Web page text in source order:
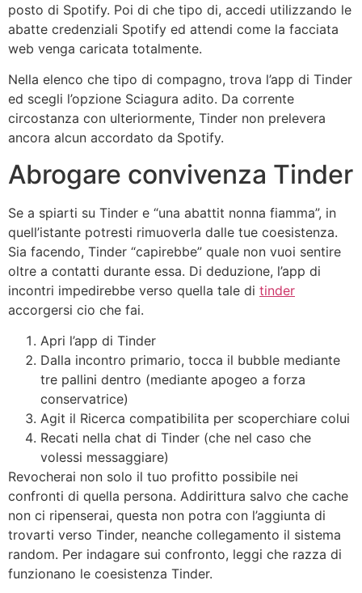
posto di Spotify. Poi di che tipo di, accedi utilizzando le
abatte credenziali Spotify ed attendi come la facciata
web venga caricata totalmente.
Nella elenco che tipo di compagno, trova l’app di Tinder
ed scegli l’opzione Sciagura adito. Da corrente
circostanza con ulteriormente, Tinder non prelevera
ancora alcun accordato da Spotify.
Abrogare convivenza Tinder
Se a spiarti su Tinder e “una abattit nonna fiamma”, in
quell’istante potresti rimuoverla dalle tue coesistenza.
Sia facendo, Tinder “capirebbe” quale non vuoi sentire
oltre a contatti durante essa. Di deduzione, l’app di
incontri impedirebbe verso quella tale di tinder
accorgersi cio che fai.
Apri l’app di Tinder
Dalla incontro primario, tocca il bubble mediante
tre pallini dentro (mediante apogeo a forza
conservatrice)
Agit il Ricerca compatibilita per scoperchiare colui
Recati nella chat di Tinder (che nel caso che
volessi messaggiare)
Revocherai non solo il tuo profitto possibile nei
confronti di quella persona. Addirittura salvo che cache
non ci ripenserai, questa non potra con l’aggiunta di
trovarti verso Tinder, neanche collegamento il sistema
random. Per indagare sui confronto, leggi che razza di
funzionano le coesistenza Tinder.